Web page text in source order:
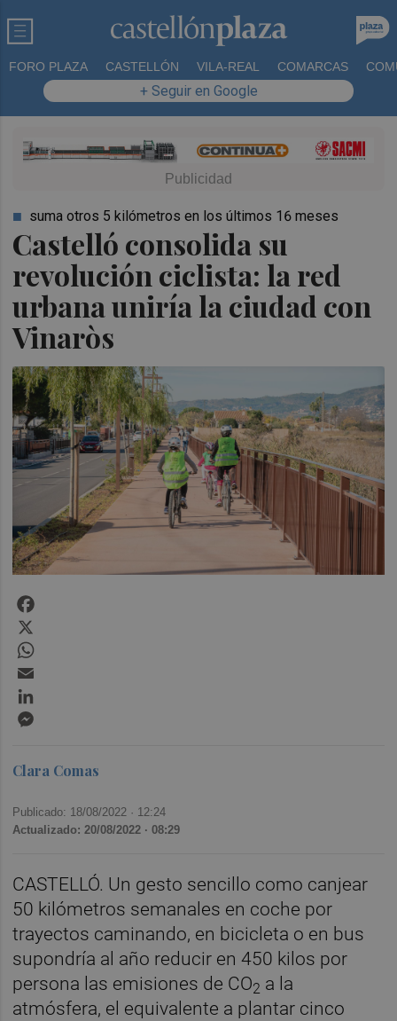
FORO PLAZA CASTELLÓN VILA-REAL COMARCAS
+ Seguir en Google
Castelló consolida su
revolución ciclista: la red
urbana uniría la ciudad con
Vinaròs
suma otros 5 kilómetros en los últimos 16 meses
Clara Comas
Publicado: 18/08/2022 · 12:24
Actualizado: 20/08/2022 · 08:29
CASTELLÓ. Un gesto sencillo como canjear
50 kilómetros semanales en coche por
trayectos caminando, en bicicleta o en bus
supondría al año reducir en 450 kilos por
persona las emisiones de CO2 a la
atmósfera, el equivalente a plantar cinco